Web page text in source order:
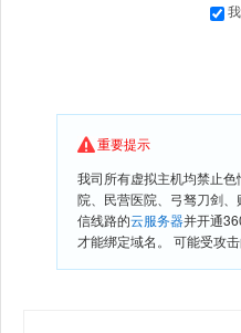
重要提示
我司所有虚拟主机均禁止
院、民营医院、弓驽刀剑
信线路的云服务器并开通
才能绑定域名。 可能受攻